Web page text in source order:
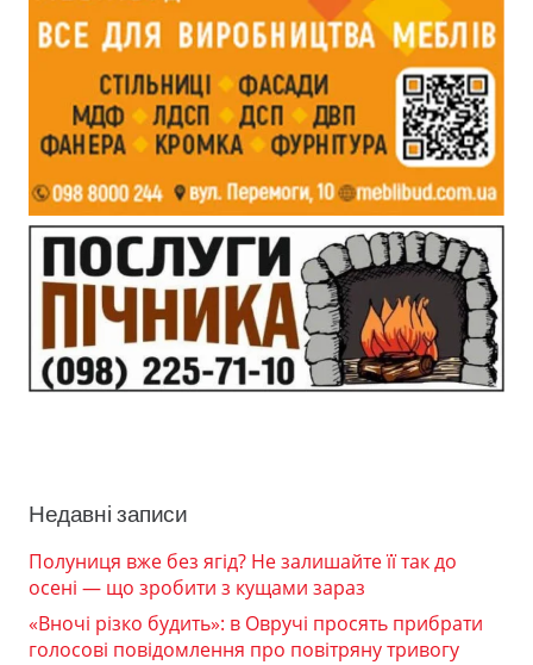
Недавні записи
Полуниця вже без ягід? Не залишайте її так до
осені — що зробити з кущами зараз
«Вночі різко будить»: в Овручі просять прибрати
голосові повідомлення про повітряну тривогу